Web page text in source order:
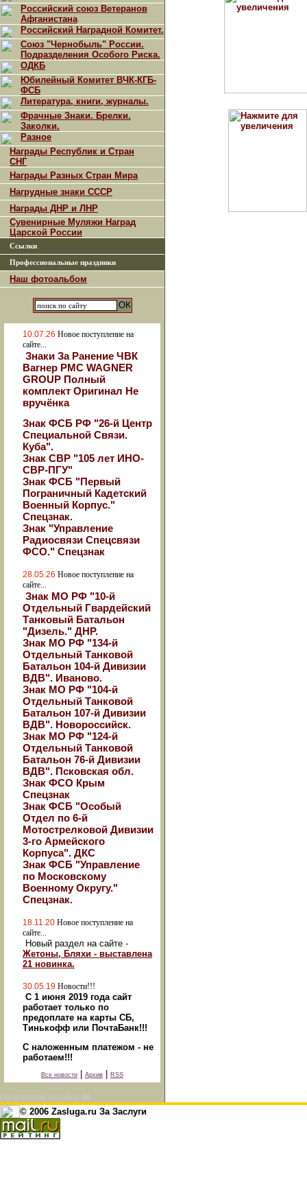
Российский союз Ветеранов
Афганистана
Российский Наградной Комитет.
Союз "Чернобыль" России.
Подразделения Особого Риска.
ОДКБ
Юбилейный Комитет ВЧК-КГБ-
ФСБ
Литература, книги, журналы.
Фрачные Знаки. Брелки.
Заколки.
Разное
Награды Республик и Стран
СНГ
Награды Разных Стран Мира
Нагрудные знаки СССР
Награды ДНР и ЛНР
Сувенирные Муляжи Наград
Царской России
Ссылки
Профессиональные праздники
Наш фотоальбом
10.07.26 Новое поступление на
сайте...
Знаки За Ранение ЧВК
Вагнер РМС WAGNER
GROUP Полный
комплект Оригинал Не
вручёнка
Знак ФСБ РФ "26-й Центр
Специальной Связи.
Куба".
Знак СВР "105 лет ИНО-
СВР-ПГУ"
Знак ФСБ "Первый
Пограничный Кадетский
Военный Корпус."
Спецзнак.
Знак "Управление
Радиосвязи Спецсвязи
ФСО." Спецзнак
28.05.26 Новое поступление на
сайте...
Знак МО РФ "10-й
Отдельный Гвардейский
Танковый Батальон
"Дизель." ДНР.
Знак МО РФ "134-й
Отдельный Танковой
Батальон 104-й Дивизии
ВДВ". Иваново.
Знак МО РФ "104-й
Отдельный Танковой
Батальон 107-й Дивизии
ВДВ". Новороссийск.
Знак МО РФ "124-й
Отдельный Танковой
Батальон 76-й Дивизии
ВДВ". Псковская обл.
Знак ФСО Крым
Спецзнак
Знак ФСБ "Особый
Отдел по 6-й
Мотострелковой Дивизии
3-го Армейского
Корпуса". ДКС
Знак ФСБ "Управление
по Московскому
Военному Округу."
Спецзнак.
18.11.20 Новое поступление на
сайте...
Новый раздел на сайте -
Жетоны, Бляхи - выставлена
21 новинка.
30.05.19 Новости!!!
С 1 июня 2019 года сайт
работает только по
предоплате на карты СБ,
Тинькофф или ПочтаБанк!!!
С наложенным платежом - не
работаем!!!
Все новости Архив RSS
Посетителей на сайте: 48
© 2006 Zasluga.ru За Заслуги